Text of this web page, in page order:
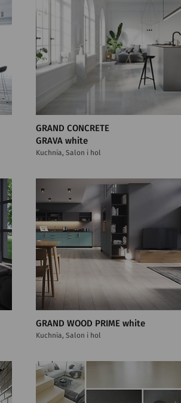
GRAND CONCRETE
GRAVA white
Kuchnia, Salon i hol
GRAND WOOD PRIME white
Kuchnia, Salon i hol